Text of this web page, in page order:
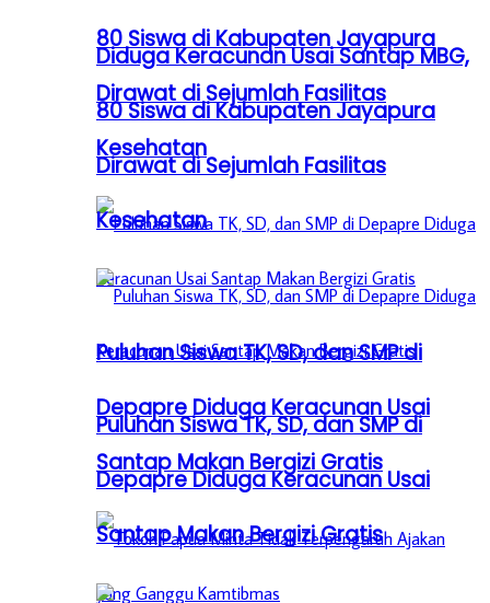
80 Siswa di Kabupaten Jayapura
Dirawat di Sejumlah Fasilitas
Kesehatan
Puluhan Siswa TK, SD, dan SMP di
Depapre Diduga Keracunan Usai
Santap Makan Bergizi Gratis
Diduga Keracunan Usai Santap MBG,
80 Siswa di Kabupaten Jayapura
Dirawat di Sejumlah Fasilitas
Kesehatan
Puluhan Siswa TK, SD, dan SMP di
Depapre Diduga Keracunan Usai
Santap Makan Bergizi Gratis